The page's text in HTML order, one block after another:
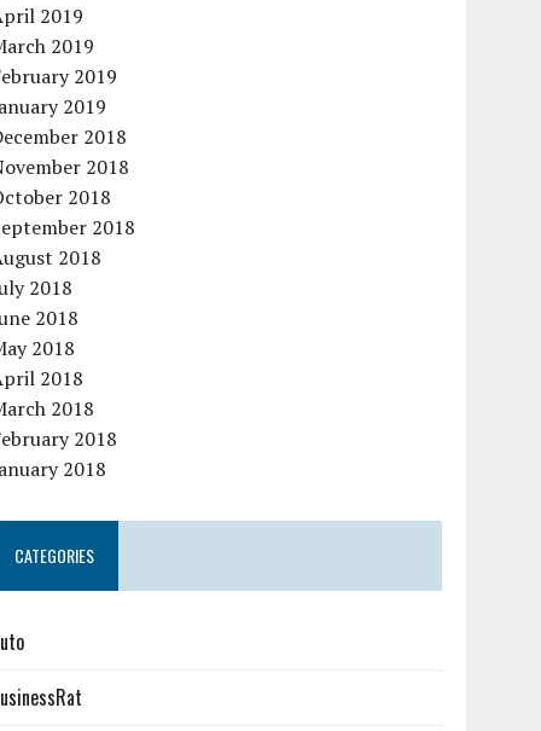
2019
2019
2019
2019
2018
2018
2018
2018
2018
2018
2018
2018
2018
2018
2018
2018
CATEGORIES